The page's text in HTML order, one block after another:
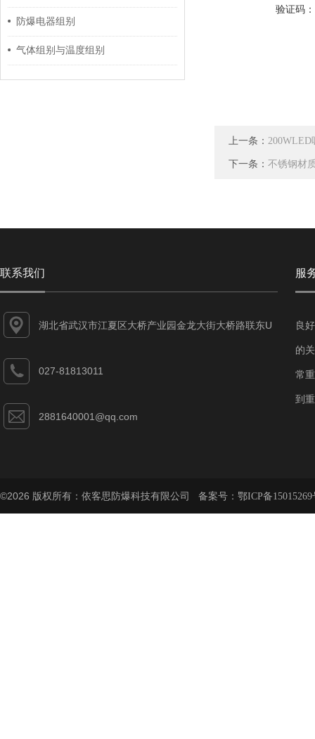
防爆电器组别
气体组别与温度组别
验证码：
上一条： 200WLED
下一条： 不锈钢材
联系我们
湖北省武汉市江夏区大桥产业园金龙大街大桥路联东U
027-81813011
2881640001@qq.com
服
良
的
常
到
©2026 版权所有：依客思防爆科技有限公司 备案号： 鄂ICP备15015269